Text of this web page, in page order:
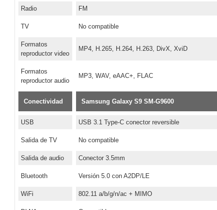
Radio FM
TV No compatible
Formatos
reproductor video
MP4, H.265, H.264, H.263, DivX, XviD
Formatos
reproductor audio
MP3, WAV, eAAC+, FLAC
Conectividad Samsung Galaxy S9 SM-G9600
USB USB 3.1 Type-C conector reversible
Salida de TV No compatible
Salida de audio Conector 3.5mm
Bluetooth Versión 5.0 con A2DP/LE
WiFi 802.11 a/b/g/n/ac + MIMO